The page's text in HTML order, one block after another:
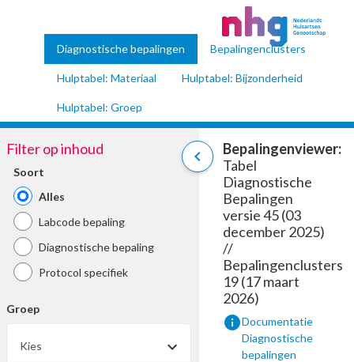
Diagnostische bepalingen Bepalingenclusters
Hulptabel: Materiaal Hulptabel: Bijzonderheid
Hulptabel: Groep
chevron_left
Filter op inhoud
Soort
Alles
Labcode bepaling
Diagnostische bepaling
Protocol specifiek
Groep
Kies
Bepalingenviewer:
Tabel
Diagnostische
Bepalingen
versie 45 (03
december 2025)
//
Bepalingenclusters
19 (17 maart
2026)
infoDocumentatie
Diagnostische
bepalingen